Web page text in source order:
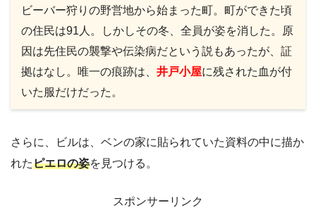
ビーバー狩りの野営地から始まった町。町ができた頃
の住民は91人。しかしその冬、全員が姿を消した。原
因は先住民の襲撃や伝染病だという説もあったが、証
拠はなし。唯一の痕跡は、 井戸小屋に残された血が付
いた服だけだった。
さらに、ビルは、ベンの家に貼られていた資料の中に描か
れたピエロの姿を見つける。
スポンサーリンク